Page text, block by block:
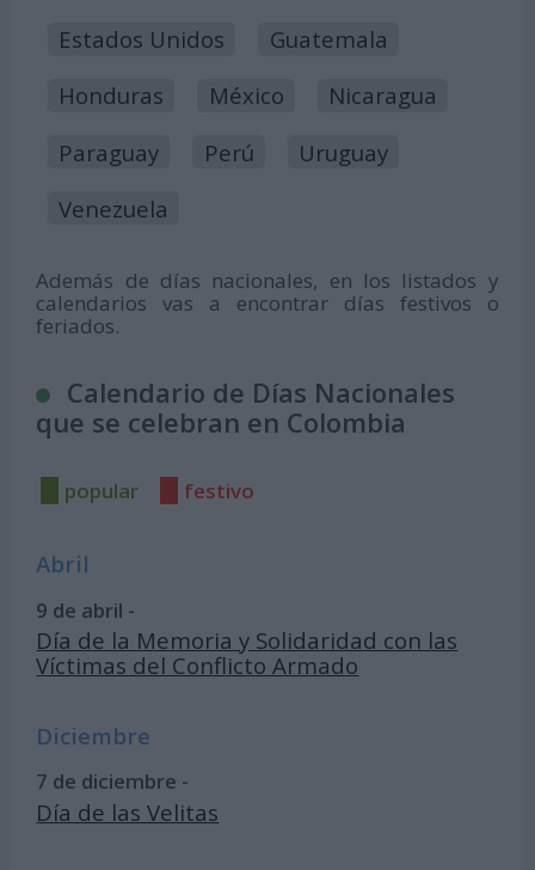
Estados Unidos
Guatemala
Honduras
México
Nicaragua
Paraguay
Perú
Uruguay
Venezuela
Además de días nacionales, en los listados y
calendarios vas a encontrar días festivos o
feriados.
Calendario de Días Nacionales
que se celebran en Colombia
popular festivo
Abril
9 de abril -
Día de la Memoria y Solidaridad con las
Víctimas del Conflicto Armado
Diciembre
7 de diciembre -
Día de las Velitas